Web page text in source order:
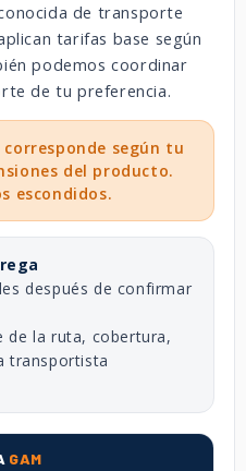
de transporte
tarifas base según
podemos coordinar
de tu preferencia.
según tu
del producto.
escondidos.
después de confirmar
de la ruta, cobertura,
transportista
GAM